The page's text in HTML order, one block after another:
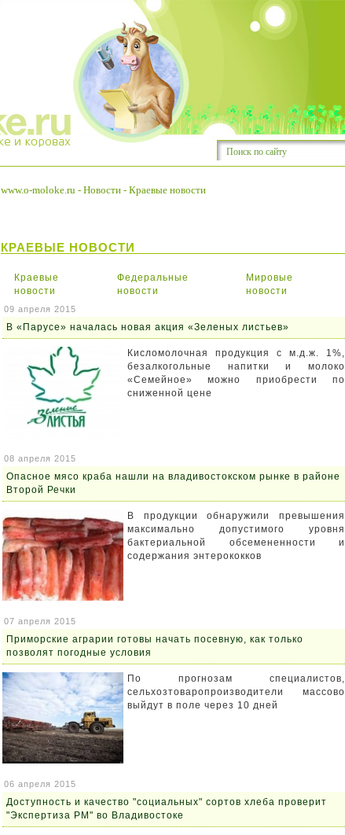
www.o-moloke.ru - Новости - Краевые новости
КРАЕВЫЕ НОВОСТИ
Краевые
новости
Федеральные
новости
Мировые
новости
09 апреля 2015
В «Парусе» началась новая акция «Зеленых листьев»
Кисломолочная продукция с м.д.ж. 1%,
безалкогольные напитки и молоко
«Семейное» можно приобрести по
сниженной цене
08 апреля 2015
Опасное мясо краба нашли на владивостокском рынке в районе
Второй Речки
В продукции обнаружили превышения
максимально допустимого уровня
бактериальной обсемененности и
содержания энтерококков
07 апреля 2015
Приморские аграрии готовы начать посевную, как только
позволят погодные условия
По прогнозам специалистов,
сельхозтоваропроизводители массово
выйдут в поле через 10 дней
06 апреля 2015
Доступность и качество "социальных" сортов хлеба проверит
"Экспертиза РМ" во Владивостоке